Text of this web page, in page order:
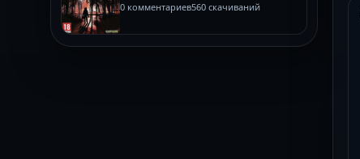
0 комментариев560 скачиваний